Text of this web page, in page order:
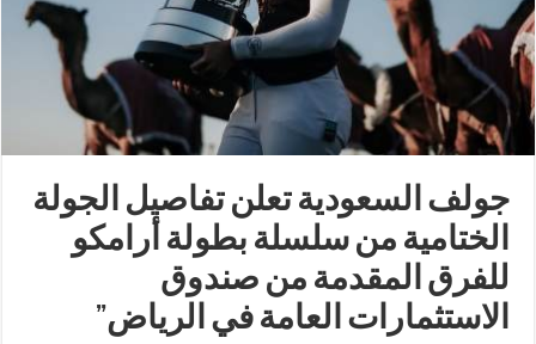
جولف السعودية تعلن تفاصيل الجولة
الختامية من سلسلة بطولة أرامكو
للفرق المقدمة من صندوق
الاستثمارات العامة في الرياض”